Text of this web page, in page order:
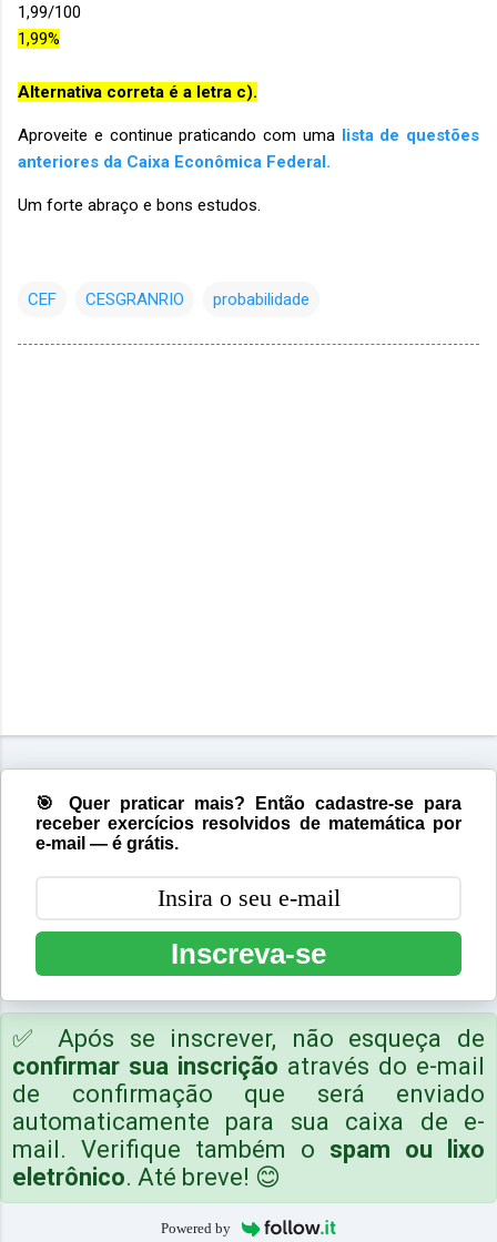
1,99/100
1,99%
Alternativa correta é a letra c).
Aproveite e continue praticando com uma lista de questões
anteriores da Caixa Econômica Federal.
Um forte abraço e bons estudos.
CEF CESGRANRIO probabilidade
🎯 Quer praticar mais? Então cadastre-se para
receber exercícios resolvidos de matemática por
e-mail — é grátis.
Inscreva-se
✅ Após se inscrever, não esqueça de
confirmar sua inscrição através do e-mail
de confirmação que será enviado
automaticamente para sua caixa de e-
mail. Verifique também o spam ou lixo
eletrônico. Até breve! 😊
Powered by